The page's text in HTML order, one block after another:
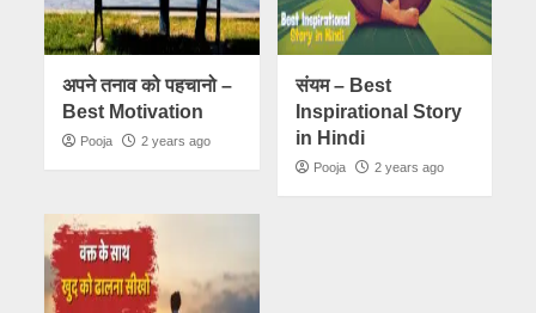
अपने तनाव को पहचानो –
Best Motivation
Pooja 2 years ago
संयम – Best
Inspirational Story
in Hindi
Pooja 2 years ago